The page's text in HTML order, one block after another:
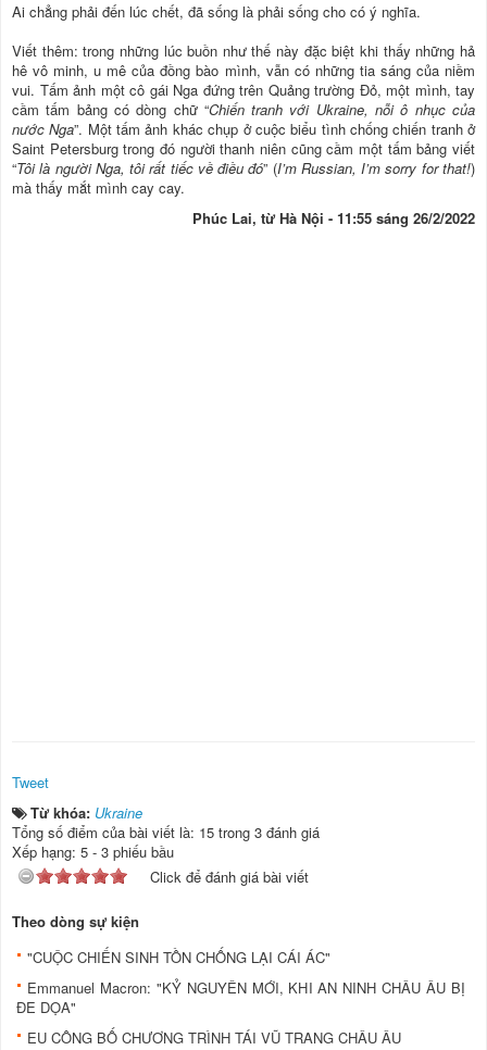
Ai chẳng phải đến lúc chết, đã sống là phải sống cho có ý nghĩa.
Viết thêm: trong những lúc buồn như thế này đặc biệt khi thấy những hả
hê vô minh, u mê của đồng bào mình, vẫn có những tia sáng của niềm
vui. Tấm ảnh một cô gái Nga đứng trên Quảng trường Đỏ, một mình, tay
cầm tấm bảng có dòng chữ “Chiến tranh với Ukraine, nỗi ô nhục của
nước Nga”. Một tấm ảnh khác chụp ở cuộc biểu tình chống chiến tranh ở
Saint Petersburg trong đó người thanh niên cũng cầm một tấm bảng viết
“Tôi là người Nga, tôi rất tiếc về điều đó” (I’m Russian, I’m sorry for that!)
mà thấy mắt mình cay cay.
Phúc Lai, từ Hà Nội - 11:55 sáng 26/2/2022
Tweet
Từ khóa: Ukraine
Tổng số điểm của bài viết là: 15 trong 3 đánh giá
Xếp hạng: 5 - 3 phiếu bầu
Click để đánh giá bài viết
Theo dòng sự kiện
"CUỘC CHIẾN SINH TỒN CHỐNG LẠI CÁI ÁC"
Emmanuel Macron: "KỶ NGUYÊN MỚI, KHI AN NINH CHÂU ÂU BỊ
ĐE DỌA"
EU CÔNG BỐ CHƯƠNG TRÌNH TÁI VŨ TRANG CHÂU ÂU